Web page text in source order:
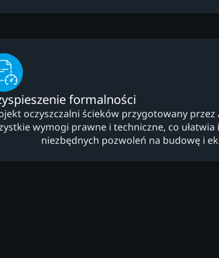
formalności
oczyszczalni ścieków przygotowany przez
wymogi prawne i techniczne, co ułatwia
niezbędnych pozwoleń na budowę i